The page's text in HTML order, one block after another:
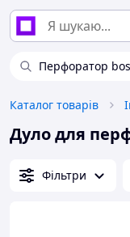
Перфоратор
Каталог товарів
Дуло для
Фільтри